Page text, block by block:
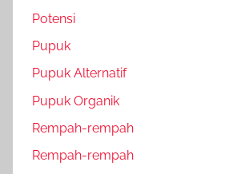
Potensi
Pupuk
Pupuk Alternatif
Pupuk Organik
Rempah-rempah
Rempah-rempah